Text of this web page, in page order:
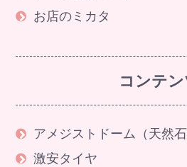
お店のミカタ
コンテン
アメジストドーム（天然石
激安タイヤ